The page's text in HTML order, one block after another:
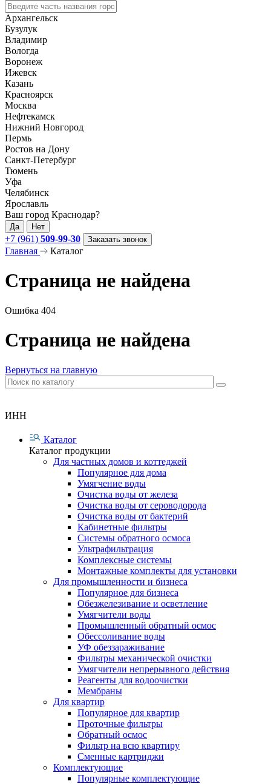
Архангельск
Бузулук
Владимир
Вологда
Воронеж
Ижевск
Казань
Красноярск
Москва
Нефтекамск
Нижний Новгород
Пермь
Ростов на Дону
Санкт-Петербург
Тюмень
Уфа
Челябинск
Ярославль
Ваш город Краснодар?
Да Нет
+7 (961) 509-99-30 Заказать звонок
Главная Каталог
Страница не найдена
Ошибка 404
Страница не найдена
Вернуться на главную
ИНН
Каталог
Каталог продукции
Для частных домов и коттеджей
Популярное для дома
Умягчение воды
Очистка воды от железа
Очистка воды от сероводорода
Очистка воды от бактерий
Кабинетные фильтры
Системы обратного осмоса
Ультрафильтрация
Комплексные системы
Монтажные комплекты для установки
Для промышленности и бизнеса
Популярное для бизнеса
Обезжелезивание и осветление
Умягчители воды
Промышленный обратный осмос
Обессоливание воды
УФ обеззараживание
Фильтры механической очистки
Умягчители непрерывного действия
Реагенты для водоочистки
Мембраны
Для квартир
Популярное для квартир
Проточные фильтры
Обратный осмос
Фильтр на всю квартиру
Сменные картриджи
Комплектующие
Популярные комплектующие